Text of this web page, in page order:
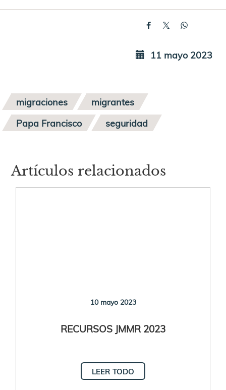
11 mayo 2023
migraciones
migrantes
Papa Francisco
seguridad
Artículos relacionados
10 mayo 2023
RECURSOS JMMR 2023
LEER TODO